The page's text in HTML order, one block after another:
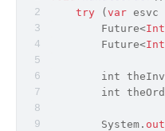
try ( var esvc
        Future
<
        Future
<
int
int
        System.
out